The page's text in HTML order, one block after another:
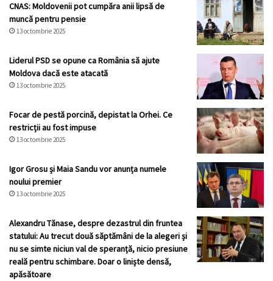
CNAS: Moldovenii pot cumpăra anii lipsă de
muncă pentru pensie
13 octombrie 2025
Liderul PSD se opune ca România să ajute
Moldova dacă este atacată
13 octombrie 2025
Focar de pestă porcină, depistat la Orhei. Ce
restricții au fost impuse
13 octombrie 2025
Igor Grosu și Maia Sandu vor anunța numele
noului premier
13 octombrie 2025
Alexandru Tănase, despre dezastrul din fruntea
statului: Au trecut două săptămâni de la alegeri și
nu se simte niciun val de speranță, nicio presiune
reală pentru schimbare. Doar o liniște densă,
apăsătoare